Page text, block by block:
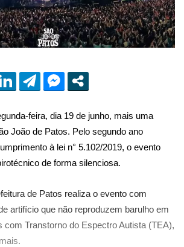
feira, dia 19 de junho, mais uma
João de Patos. Pelo segundo ano
à lei n° 5.102/2019, o evento
de forma silenciosa.
de Patos realiza o evento com
artifício que não reproduzem barulho em
com Transtorno do Espectro Autista (TEA),